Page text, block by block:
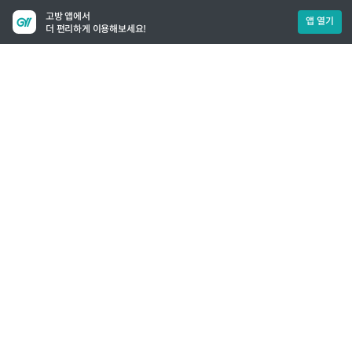
고방 앱에서
더 편리하게 이용해보세요!
앱 열기